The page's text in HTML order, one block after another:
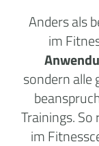
Anders als
im
sondern alle
Trainings.
im